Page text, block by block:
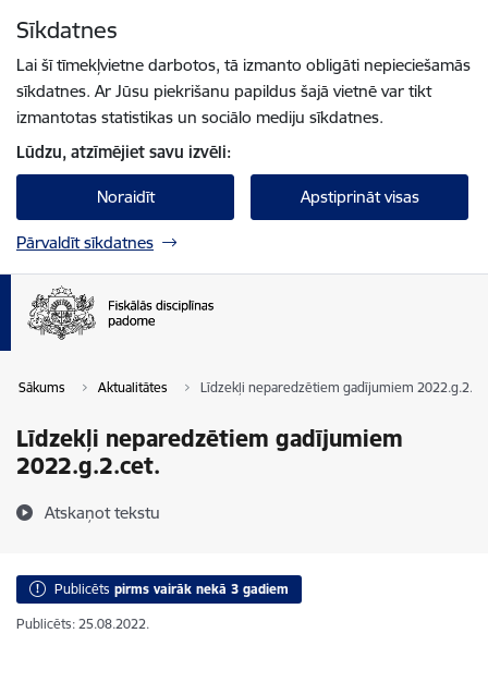
Sīkdatnes
Lai šī tīmekļvietne darbotos, tā izmanto obligāti nepieciešamās
sīkdatnes. Ar Jūsu piekrišanu papildus šajā vietnē var tikt
izmantotas statistikas un sociālo mediju sīkdatnes.
Lūdzu, atzīmējiet savu izvēli:
Noraidīt Apstiprināt visas
Pārvaldīt sīkdatnes
Sākums Aktualitātes Līdzekļi neparedzētiem gadījumiem
Līdzekļi neparedzētiem gadījumiem
2022.g.2.cet.
Atskaņot tekstu
Publicēts pirms vairāk nekā 3 gadiem
Publicēts: 25.08.2022.